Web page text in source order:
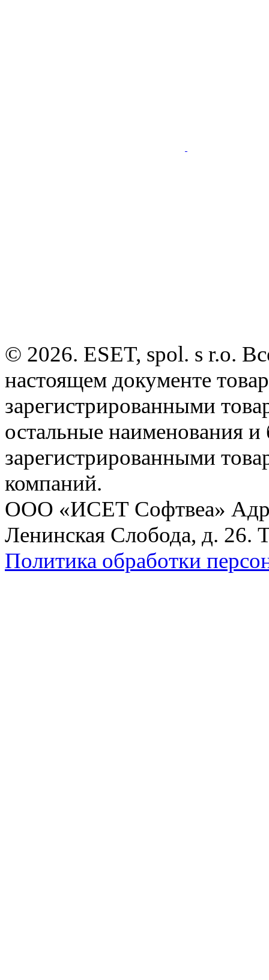
© 2026. ESET, spol. s r.o.
настоящем документе
зарегистрированными
остальные наименования
зарегистрированными
компаний.
ООО «ИСЕТ Софтвеа»
Ленинская Слобода, д. 26.
Политика обработки